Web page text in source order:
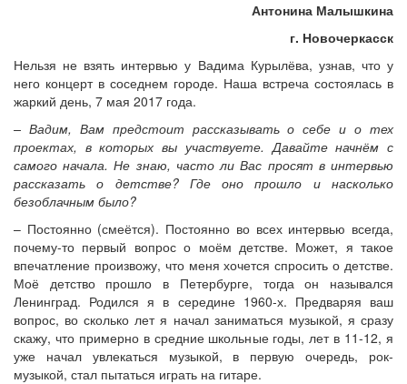
Антонина Малышкина
г. Новочеркасск
Нельзя не взять интервью у Вадима Курылёва, узнав, что у
него концерт в соседнем городе. Наша встреча состоялась в
жаркий день, 7 мая 2017 года.
– Вадим, Вам предстоит рассказывать о себе и о тех
проектах, в которых вы участвуете. Давайте начнём с
самого начала. Не знаю, часто ли Вас просят в интервью
рассказать о детстве? Где оно прошло и насколько
безоблачным было?
– Постоянно (смеётся). Постоянно во всех интервью всегда,
почему-то первый вопрос о моём детстве. Может, я такое
впечатление произвожу, что меня хочется спросить о детстве.
Моё детство прошло в Петербурге, тогда он назывался
Ленинград. Родился я в середине 1960-х. Предваряя ваш
вопрос, во сколько лет я начал заниматься музыкой, я сразу
скажу, что примерно в средние школьные годы, лет в 11-12, я
уже начал увлекаться музыкой, в первую очередь, рок-
музыкой, стал пытаться играть на гитаре.